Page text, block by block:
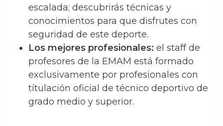
escalada; descubrirás técnicas y
conocimientos para que disfrutes con
seguridad de este deporte.
Los mejores profesionales: el staff de
profesores de la EMAM está formado
exclusivamente por profesionales con
títulación oficial de técnico deportivo de
grado medio y superior.